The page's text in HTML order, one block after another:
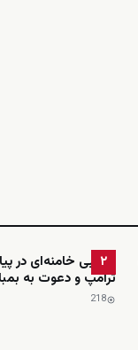
۲
مجتبی خامنه‌ای در
ترامپ و دعوت به
218